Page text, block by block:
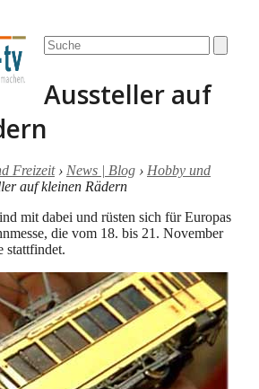
Open
mobile
Close
mobile
Search
Aussteller auf
Freizeit› News | Blog › Hobby und
auf kleinen Rädern
mit dabei und rüsten sich für Europas
die vom 18. bis 21. November
stattfindet.